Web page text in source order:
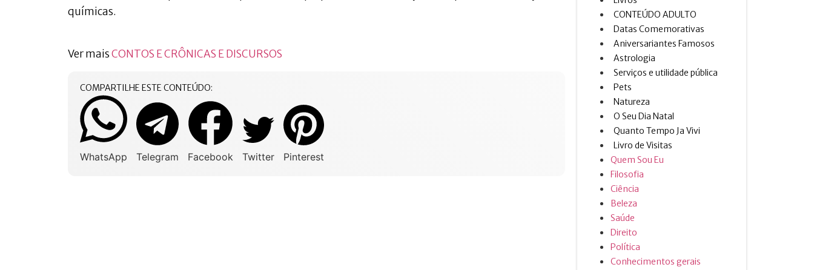
químicas.
Ver maisCONTOS E CRÔNICAS E DISCURSOS
COMPARTILHE ESTE CONTEÚDO:
WhatsApp Telegram Facebook Twitter Pinterest
CONTEÚDO ADULTO
Datas Comemorativas
Aniversariantes Famosos
Astrologia
Serviços e utilidade pública
Pets
Natureza
O Seu Dia Natal
Quanto Tempo Ja Vivi
Livro de Visitas
Quem Sou Eu
Filosofia
Ciência
Beleza
Saúde
Direito
Política
Conhecimentos gerais